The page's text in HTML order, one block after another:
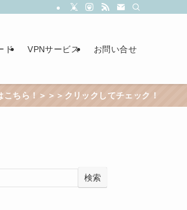
ド VPNサービス お問い合せ
＞クリックしてチェック！
検索